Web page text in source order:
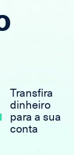
Transfira
dinheiro
para a sua
conta